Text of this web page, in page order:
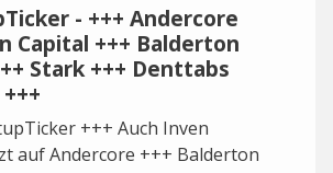
- +++ Andercore
Capital +++ Balderton
Stark +++ Denttabs
+++ Auch Inven
auf Andercore +++ Balderton